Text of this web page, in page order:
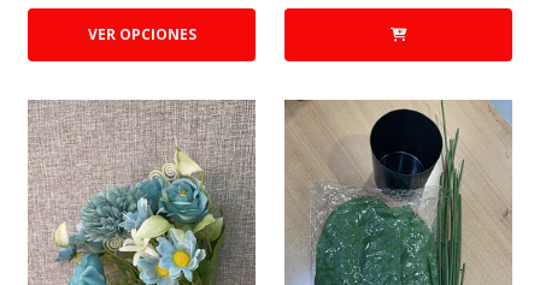
VER OPCIONES